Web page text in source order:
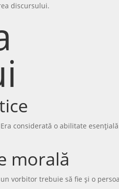
discursului.
considerată o abilitate
morală
vorbitor trebuie să fie și o